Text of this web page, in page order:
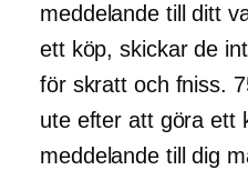
meddelande till ditt
ett köp, skickar de
för skratt och fniss.
ute efter att göra ett
meddelande till dig